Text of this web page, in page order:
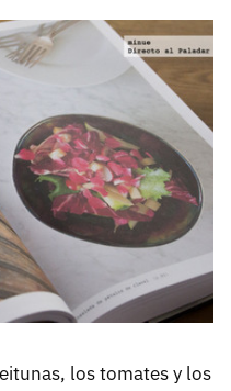
los tomates y los